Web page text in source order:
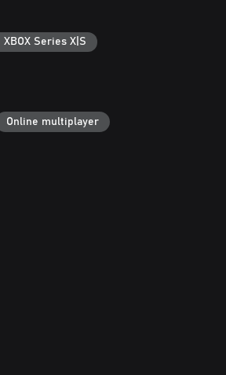
XBOX Series X|S
Online multiplayer